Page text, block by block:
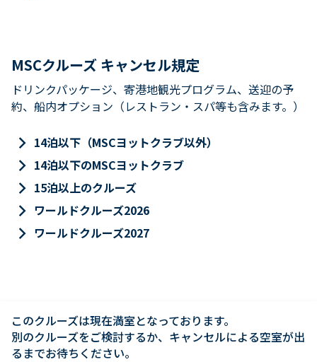
MSCクルーズ キャンセル規定
ドリンクパッケージ、寄港地観光プログラム、送迎の予
約、船内オプション（レストラン・スパ等も含みます。）
keyboard_arrow_right 14泊以下（MSCヨットクラブ以外）
keyboard_arrow_right 14泊以下のMSCヨットクラブ
keyboard_arrow_right 15泊以上のクルーズ
keyboard_arrow_right ワールドクルーズ2026
keyboard_arrow_right ワールドクルーズ2027
このクルーズは現在満室となっております。
別のクルーズをご検討するか、キャンセルによる空室が出
るまでお待ちください。